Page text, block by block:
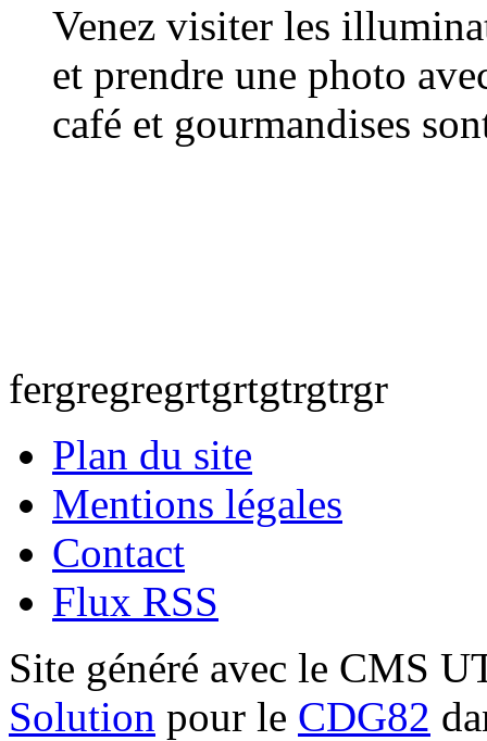
Venez visiter les
et prendre une photo
café et gourmandises
fergregregrtgrtgtrgtrgr
Plan du site
Mentions légales
Contact
Flux RSS
Site généré avec le CMS
Solution pour le CDG82